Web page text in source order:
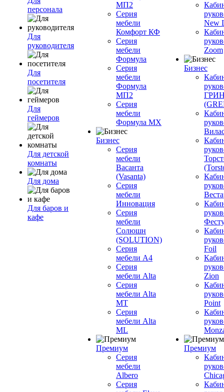
персонала
Для
руководителя
Для
посетителя
Для
геймеров
Для детской
комнаты
Для дома
Для баров и
кафе
МП2
Серия
мебели
Комфорт КФ
Серия
мебели
Формула
Серия
мебели
Формула
МП2
Серия
мебели
Формула МХ
Бизнес
Серия
мебели
Васанта
(Vasanta)
Серия
мебели
Инновация
Серия
мебели
Солюшн
(SOLUTION)
Серия
мебели A4
Серия
мебели Alta
Серия
мебели Alta
MT
Серия
мебели Alta
ML
Премиум
Серия
мебели
Albero
Серия
New
Zoom
Бизнес
Foil
Zion
Point
Премиум